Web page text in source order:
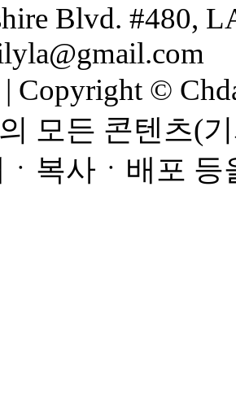
Blvd. #480,
| Copyright ©
모든 콘텐츠(
복사ㆍ배포 등